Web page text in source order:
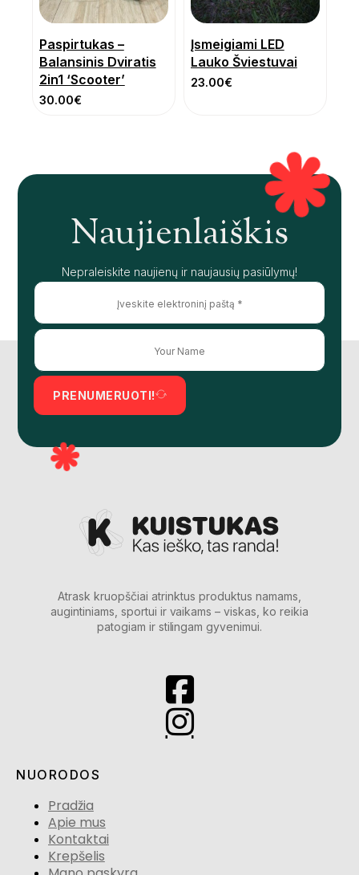
Paspirtukas –
Balansinis Dviratis
2in1 ‘Scooter’
30.00€
Įsmeigiami LED
Lauko Šviestuvai
23.00€
Naujienlaiškis
Nepraleiskite naujienų ir naujausių pasiūlymų!
PRENUMERUOTI!
Atrask kruopščiai atrinktus produktus namams,
augintiniams, sportui ir vaikams – viskas, ko reikia
patogiam ir stilingam gyvenimui.
NUORODOS
Pradžia
Apie mus
Kontaktai
Krepšelis